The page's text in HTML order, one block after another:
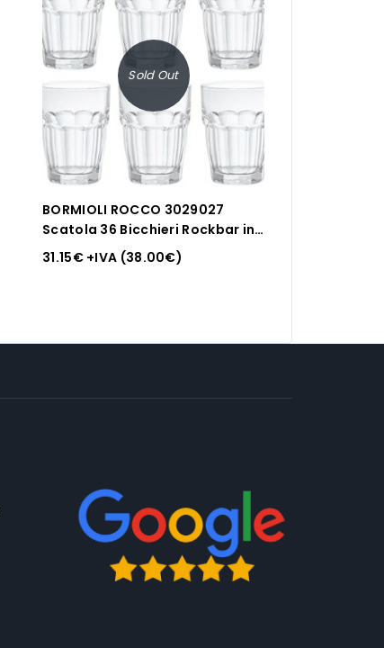
Sold Out
BORMIOLI ROCCO 3029027
Scatola 36 Bicchieri Rockbar in
Vetro, Cl 27, Glass
31.15€+IVA (38.00€)